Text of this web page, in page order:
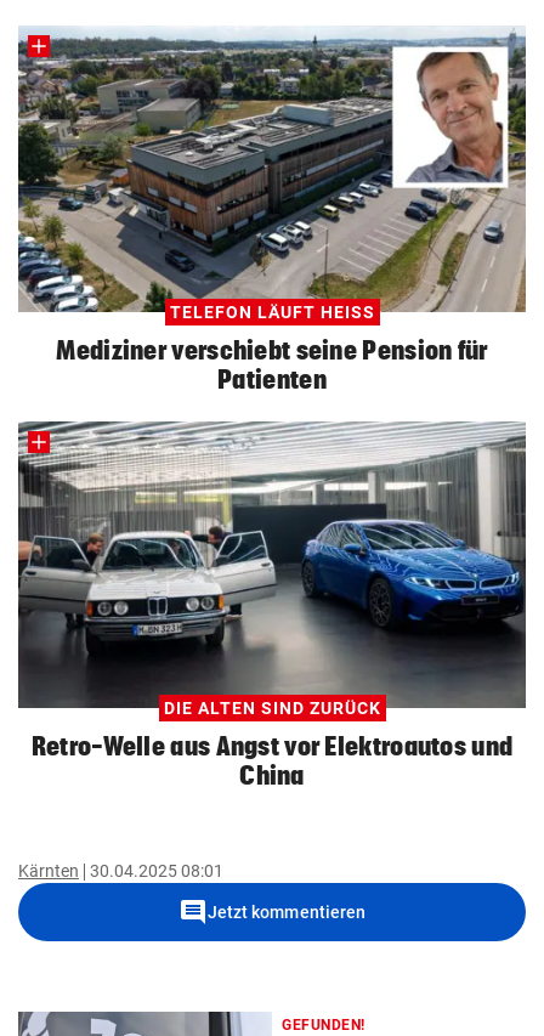
TELEFON LÄUFT HEISS
Mediziner verschiebt seine Pension für
Patienten
DIE ALTEN SIND ZURÜCK
Retro-Welle aus Angst vor Elektroautos und
China
Kärnten 30.04.2025 08:01
commentJetzt kommentieren
GEFUNDEN!